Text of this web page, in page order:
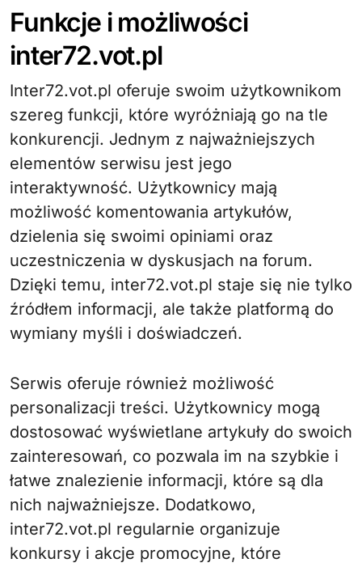
Funkcje i możliwości
inter72.vot.pl
Inter72.vot.pl oferuje swoim użytkownikom
szereg funkcji, które wyróżniają go na tle
konkurencji. Jednym z najważniejszych
elementów serwisu jest jego
interaktywność. Użytkownicy mają
możliwość komentowania artykułów,
dzielenia się swoimi opiniami oraz
uczestniczenia w dyskusjach na forum.
Dzięki temu, inter72.vot.pl staje się nie tylko
źródłem informacji, ale także platformą do
wymiany myśli i doświadczeń.
Serwis oferuje również możliwość
personalizacji treści. Użytkownicy mogą
dostosować wyświetlane artykuły do swoich
zainteresowań, co pozwala im na szybkie i
łatwe znalezienie informacji, które są dla
nich najważniejsze. Dodatkowo,
inter72.vot.pl regularnie organizuje
konkursy i akcje promocyjne, które